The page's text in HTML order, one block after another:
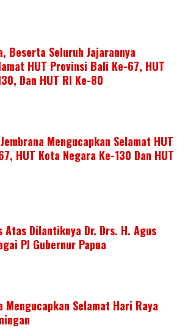
Beserta Seluruh Jajarannya
HUT Provinsi Bali Ke-67, HUT
Dan HUT RI Ke-80
Mengucapkan Selamat HUT
HUT Kota Negara Ke-130 Dan HUT
Atas Dilantiknya Dr. Drs. H. Agus
PJ Gubernur Papua
Mengucapkan Selamat Hari Raya